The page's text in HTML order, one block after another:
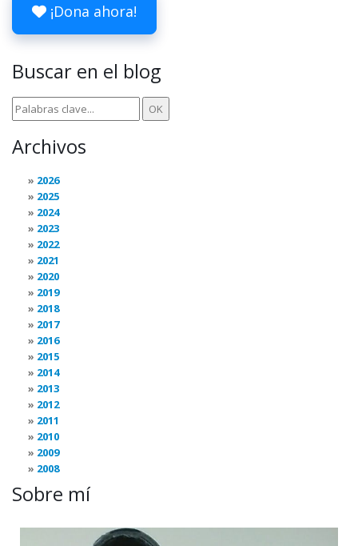
¡Dona ahora!
Buscar en el blog
Archivos
2026
2025
2024
2023
2022
2021
2020
2019
2018
2017
2016
2015
2014
2013
2012
2011
2010
2009
2008
Sobre mí